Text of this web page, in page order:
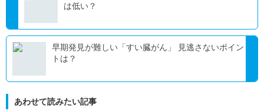
は低い？
早期発見が難しい「すい臓がん」 見逃さないポイン
トは？
あわせて読みたい記事